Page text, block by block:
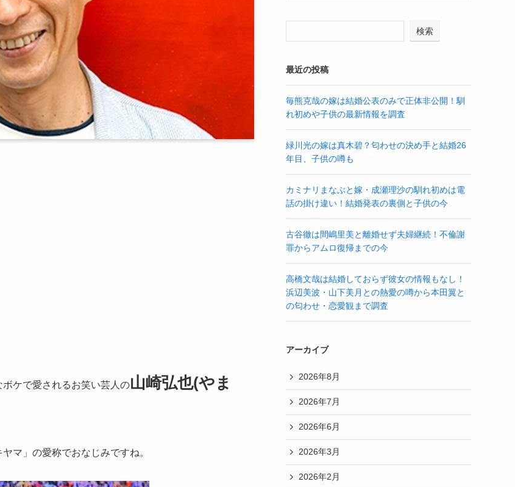
ケで愛されるお笑い芸人の山崎弘也(やま
マ」の愛称でおなじみですね。
検索
最近の投稿
毎熊克哉の嫁は結婚公表のみで正体非公開！馴
れ初めや子供の最新情報を調査
緑川光の嫁は真木碧？匂わせの決め手と結婚26
年目、子供の噂も
カミナリまなぶと嫁・成瀬理沙の馴れ初めは電
話の掛け違い！結婚発表の裏側と子供の今
古谷徹は間嶋里美と離婚せず夫婦継続！不倫謝
罪からアムロ復帰までの今
高橋文哉は結婚しておらず彼女の情報もなし！
浜辺美波・山下美月との熱愛の噂から本田翼と
の匂わせ・恋愛観まで調査
アーカイブ
2026年8月
2026年7月
2026年6月
2026年3月
2026年2月